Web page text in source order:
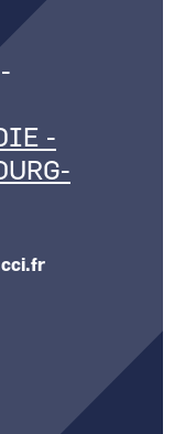
-
-